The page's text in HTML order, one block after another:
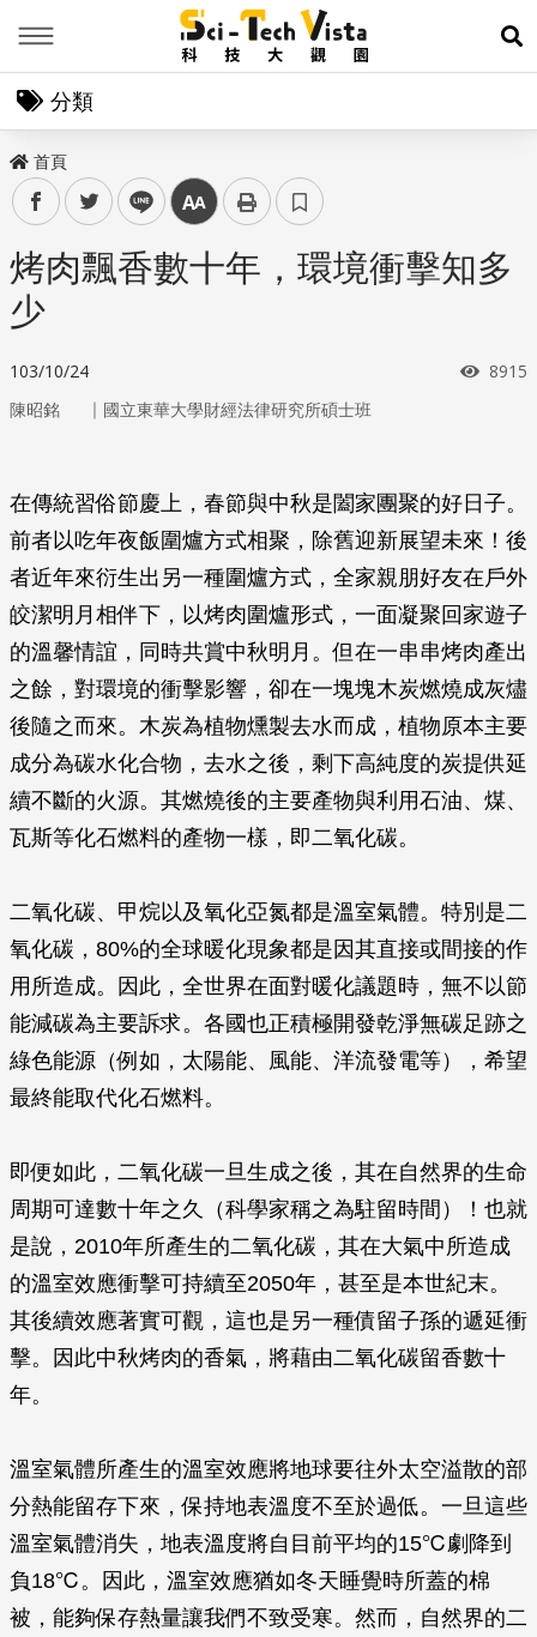
展
分類
首頁
facebooktwitter line 中
烤肉飄香數十年，環境衝擊知多
少
103/10/24 瀏覽
8915
陳昭銘 ｜ 國立東華大學財經法律研究所碩士班
在傳統習俗節慶上，春節與中秋是闔家團聚的好日子。
前者以吃年夜飯圍爐方式相聚，除舊迎新展望未來！後
者近年來衍生出另一種圍爐方式，全家親朋好友在戶外
皎潔明月相伴下，以烤肉圍爐形式，一面凝聚回家遊子
的溫馨情誼，同時共賞中秋明月。但在一串串烤肉產出
之餘，對環境的衝擊影響，卻在一塊塊木炭燃燒成灰燼
後隨之而來。木炭為植物燻製去水而成，植物原本主要
成分為碳水化合物，去水之後，剩下高純度的炭提供延
續不斷的火源。其燃燒後的主要產物與利用石油、煤、
瓦斯等化石燃料的產物一樣，即二氧化碳。
二氧化碳、甲烷以及氧化亞氮都是溫室氣體。特別是二
氧化碳，80%的全球暖化現象都是因其直接或間接的作
用所造成。因此，全世界在面對暖化議題時，無不以節
能減碳為主要訴求。各國也正積極開發乾淨無碳足跡之
綠色能源（例如，太陽能、風能、洋流發電等），希望
最終能取代化石燃料。
即便如此，二氧化碳一旦生成之後，其在自然界的生命
周期可達數十年之久（科學家稱之為駐留時間）！也就
是說，2010年所產生的二氧化碳，其在大氣中所造成
的溫室效應衝擊可持續至2050年，甚至是本世紀末。
其後續效應著實可觀，這也是另一種債留子孫的遞延衝
擊。因此中秋烤肉的香氣，將藉由二氧化碳留香數十
年。
溫室氣體所產生的溫室效應將地球要往外太空溢散的部
分熱能留存下來，保持地表溫度不至於過低。一旦這些
溫室氣體消失，地表溫度將自目前平均的15℃劇降到
負18℃。因此，溫室效應猶如冬天睡覺時所蓋的棉
被，能夠保存熱量讓我們不致受寒。然而，自然界的二